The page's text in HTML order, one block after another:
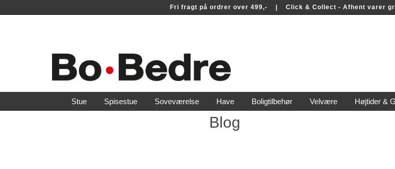
Fri fragt på ordrer over 499,- | Click & Collect - Afhent
Stue Spisestue Soveværelse Have Boligtilbehør Velvære Højtider &
Blog